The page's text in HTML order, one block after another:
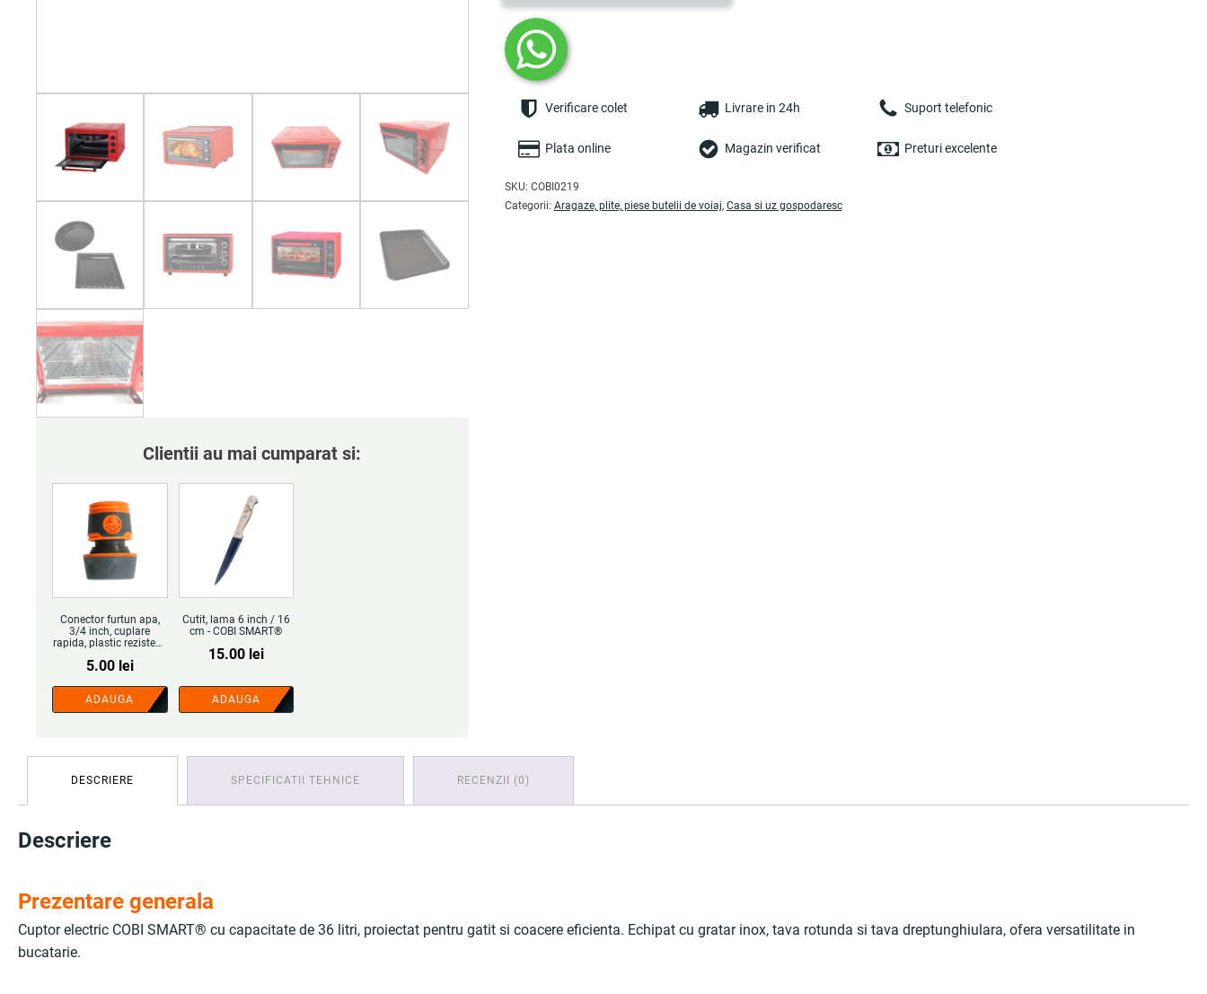
Clientii au mai cumparat si:
Conector furtun apa,
3/4 inch, cuplare
rapida, plastic rezistent,
SMART®
5.00 lei
ADAUGA
Cutit, lama 6 inch / 16
cm - COBI SMART®
15.00 lei
ADAUGA
Verificare colet Livrare in 24h Suport telefonic
Plata online Magazin verificat Preturi excelente
SKU: COBI0219
Categorii: Aragaze, plite, piese butelii de voiaj, Casa si uz gospodaresc
DESCRIERE SPECIFICATII TEHNICE RECENZII (0)
Descriere
Prezentare generala
Cuptor electric COBI SMART® cu capacitate de 36 litri, proiectat pentru gatit si coacere eficienta. Echipat cu gratar inox, tava rotunda si tava dreptunghiulara, ofera versatilitate in
bucatarie.